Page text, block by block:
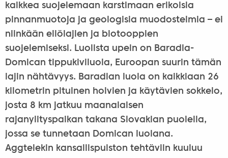
kaikkea suojelemaan karstimaan erikoisia
pinnanmuotoja ja geologisia muodostelmia – ei
niinkään eliölajien ja biotooppien
suojelemiseksi. Luolista upein on Baradla-
Domican tippukiviluola, Euroopan suurin tämän
lajin nähtävyys. Baradlan luola on kaikkiaan 26
kilometrin pituinen holvien ja käytävien sokkelo,
josta 8 km jatkuu maanalaisen
rajanylityspaikan takana Slovakian puolella,
jossa se tunnetaan Domican luolana.
Aggtelekin kansallispuiston tehtäviin kuuluu